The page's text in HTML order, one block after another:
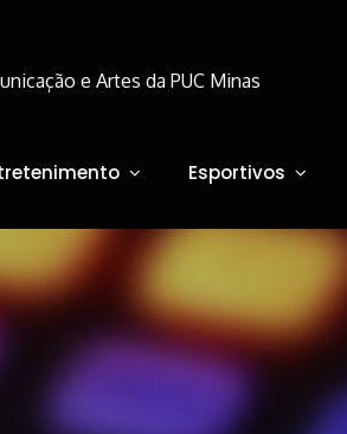
e Artes da PUC Minas
Esportivos